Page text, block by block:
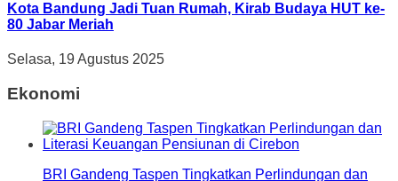
Kota Bandung Jadi Tuan Rumah, Kirab Budaya HUT ke-
80 Jabar Meriah
Selasa, 19 Agustus 2025
Ekonomi
BRI Gandeng Taspen Tingkatkan Perlindungan dan